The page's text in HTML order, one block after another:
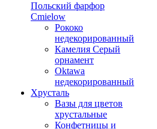
Польский фарфор
Сmielow
Рококо
недекорированный
Камелия Серый
орнамент
Oktawa
недекорированный
Хрусталь
Вазы для цветов
хрустальные
Конфетницы и